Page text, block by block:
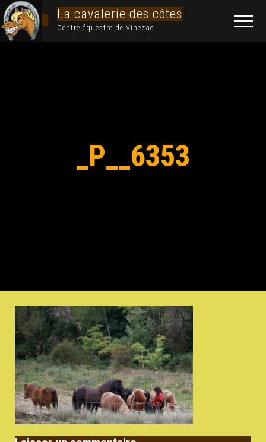
La cavalerie des côtes
Centre équestre de Vinezac
_P__6353